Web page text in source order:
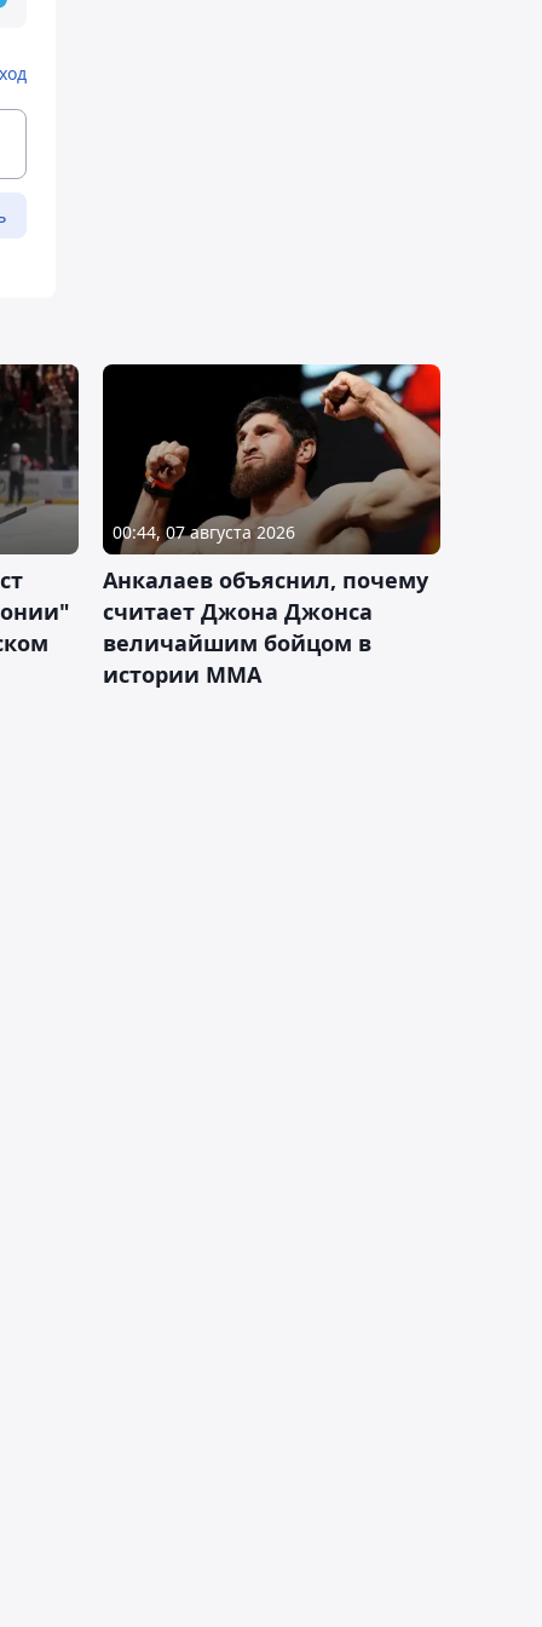
00:44, 07 августа 2026
Анкалаев объяснил, почему
считает Джона Джонса
величайшим бойцом в
истории ММА